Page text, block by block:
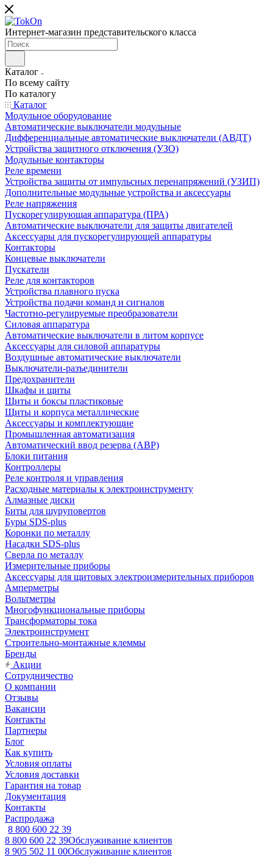
Интернет-магазин представительского класса
Каталог
По всему сайту
По каталогу
Каталог
Модульное оборудование
Автоматические выключатели модульные
Дифференциальные автоматические выключатели (АВДТ)
Устройства защитного отключения (УЗО)
Модульные контакторы
Реле времени
Устройства защиты от импульсных перенапряжений (УЗИП)
Дополнительные модульные устройства и аксессуары
Реле напряжения
Пускорегулирующая аппаратура (ПРА)
Автоматические выключатели для защиты двигателей
Аксессуары для пускорегулирующей аппаратуры
Контакторы
Концевые выключатели
Пускатели
Реле для контакторов
Устройства плавного пуска
Устройства подачи команд и сигналов
Частотно-регулируемые преобразователи
Силовая аппаратура
Автоматические выключатели в литом корпусе
Аксессуары для силовой аппаратуры
Воздушные автоматические выключатели
Выключатели-разъединители
Предохранители
Шкафы и щиты
Щиты и боксы пластиковые
Щиты и корпуса металлические
Аксессуары и комплектующие
Промышленная автоматизация
Автоматический ввод резерва (АВР)
Блоки питания
Контроллеры
Реле контроля и управления
Расходные материалы к электроинструменту
Алмазные диски
Биты для шуруповертов
Буры SDS-plus
Коронки по металлу
Насадки SDS-plus
Сверла по металлу
Измерительные приборы
Аксессуары для щитовых электроизмерительных приборов
Амперметры
Вольтметры
Многофункциональные приборы
Трансформаторы тока
Электроинструмент
Строительно-монтажные клеммы
Бренды
Акции
Сотрудничество
О компании
Отзывы
Вакансии
Контакты
Партнеры
Блог
Как купить
Условия оплаты
Условия доставки
Гарантия на товар
Документация
Контакты
Распродажа
8 800 600 22 39
8 800 600 22 39Обслуживание клиентов
8 905 502 11 00Обслуживание клиентов